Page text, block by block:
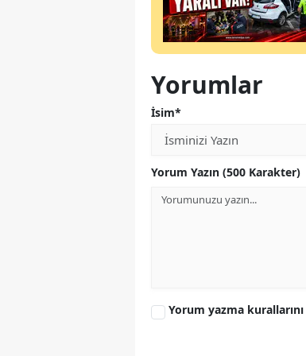
Yorumlar
İsim*
Yorum Yazın (500 Karakter)
Yorum yazma kurallarını